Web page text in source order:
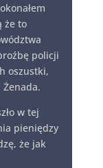
że to
policji
oszustki,
Żenada.
w tej
pieniędzy
że jak